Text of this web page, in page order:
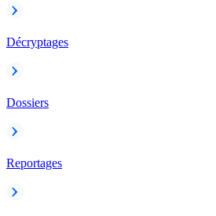
Décryptages
Dossiers
Reportages